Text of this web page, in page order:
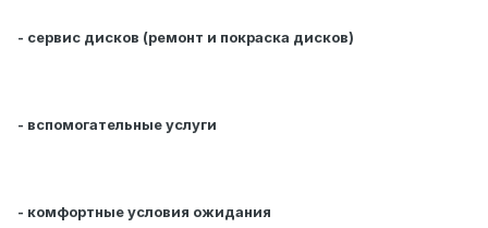
- сервис дисков (ремонт и покраска дисков)
- вспомогательные услуги
- комфортные условия ожидания